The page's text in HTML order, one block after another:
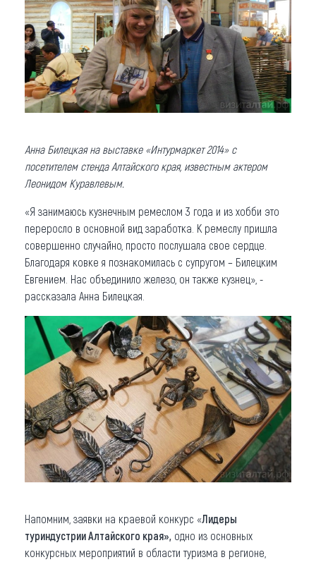
Анна Билецкая на выставке «Интурмаркет 2014» с
посетителем стенда Алтайского края, известным актером
Леонидом Куравлевым.
«Я занимаюсь кузнечным ремеслом 3 года и из хобби это
переросло в основной вид заработка. К ремеслу пришла
совершенно случайно, просто послушала свое сердце.
Благодаря ковке я познакомилась с супругом – Билецким
Евгением. Нас объединило железо, он также кузнец», -
рассказала Анна Билецкая.
Напомним, заявки на краевой конкурс «Лидеры
туриндустрии Алтайского края», одно из основных
конкурсных мероприятий в области туризма в регионе,